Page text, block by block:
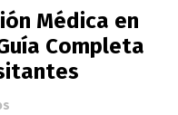
Médica en
Completa